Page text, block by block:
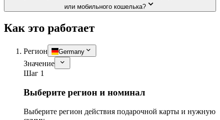
или мобильного кошелька?
Как это работает
Регион Germany
Значение
Шаг 1
Выберите регион и номинал
Выберите регион действия подарочной карты и нужную